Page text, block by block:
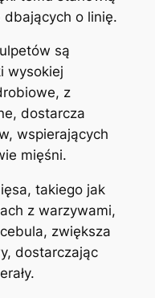
dbających o linię.
są
wysokiej
z
dostarcza
wspierających
mięśni.
takiego jak
z warzywami,
zwiększa
dostarczając